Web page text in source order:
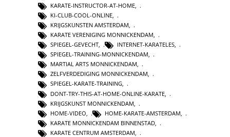
KARATE-INSTRUCTOR-AT-HOME
KI-CLUB-COOL-ONLINE,
KRIJGSKUNSTEN AMSTERDAM,
KARATE VERENIGING MONNICKENDAM,
SPIEGEL-GEVECHT, INTERNET-KARATELES,
SPIEGEL-TRAINING-MONNICKENDAM,
MARTIAL ARTS MONNICKENDAM,
ZELFVERDEDIGING MONNICKENDAM,
SPIEGEL-KARATE-TRAINING,
DONT-TRY-THIS-AT-HOME-ONLINE-KARATE
KRIJGSKUNST MONNICKENDAM
HOME-VIDEO
HOME-KARATE-AMSTERDAM
KARATE MONNICKENDAM BINNENSTAD
KARATE CENTRUM AMSTERDAM